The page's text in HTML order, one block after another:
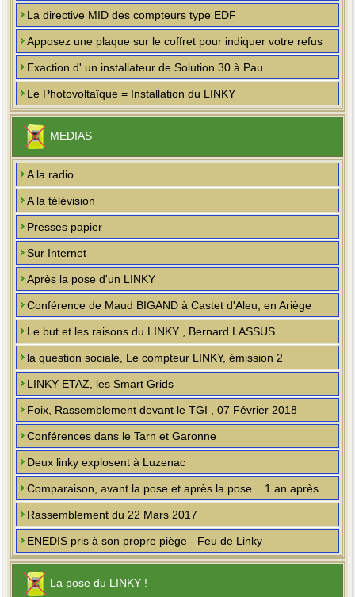
La directive MID des compteurs type EDF
Apposez une plaque sur le coffret pour indiquer votre refus
Exaction d' un installateur de Solution 30 à Pau
Le Photovoltaïque = Installation du LINKY
MEDIAS
A la radio
A la télévision
Presses papier
Sur Internet
Après la pose d'un LINKY
Conférence de Maud BIGAND à Castet d'Aleu, en Ariège
Le but et les raisons du LINKY , Bernard LASSUS
la question sociale, Le compteur LINKY, émission 2
LINKY ETAZ, les Smart Grids
Foix, Rassemblement devant le TGI , 07 Février 2018
Conférences dans le Tarn et Garonne
Deux linky explosent à Luzenac
Comparaison, avant la pose et après la pose .. 1 an après
Rassemblement du 22 Mars 2017
ENEDIS pris à son propre piège - Feu de Linky
La pose du LINKY !